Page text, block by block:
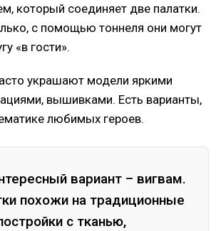
который соединяет две палатки.
с помощью тоннеля они могут
«в гости».
украшают модели яркими
вышивками. Есть варианты,
любимых героев.
вариант – вигвам.
похожи на традиционные
с тканью,